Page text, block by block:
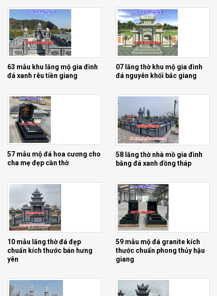
63 mẫu khu lăng mộ gia đình
đá xanh rêu tiền giang
07 lăng thờ khu mộ gia đình
đá nguyên khối bắc giang
57 mẫu mộ đá hoa cương cho
cha mẹ đẹp cần thờ
58 lăng thờ nhà mồ gia đình
bằng đá xanh đồng tháp
10 mẫu lăng thờ đá đẹp
chuẩn kích thước bán hưng
yên
59 mẫu mộ đá granite kích
thước chuẩn phong thủy hậu
giang